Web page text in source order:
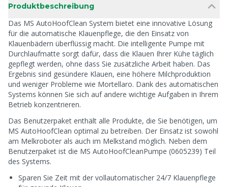
Produktbeschreibung
Das MS AutoHoofClean System bietet eine innovative Lösung
für die automatische Klauenpflege, die den Einsatz von
Klauenbädern überflüssig macht. Die intelligente Pumpe mit
Durchlaufmatte sorgt dafür, dass die Klauen Ihrer Kühe täglich
gepflegt werden, ohne dass Sie zusätzliche Arbeit haben. Das
Ergebnis sind gesündere Klauen, eine höhere Milchproduktion
und weniger Probleme wie Mortellaro. Dank des automatischen
Systems können Sie sich auf andere wichtige Aufgaben in Ihrem
Betrieb konzentrieren.
Das Benutzerpaket enthält alle Produkte, die Sie benötigen, um
MS AutoHoofClean optimal zu betreiben. Der Einsatz ist sowohl
am Melkroboter als auch im Melkstand möglich. Neben dem
Benutzerpaket ist die MS AutoHoofCleanPumpe (0605239) Teil
des Systems.
Sparen Sie Zeit mit der vollautomatischer 24/7 Klauenpflege